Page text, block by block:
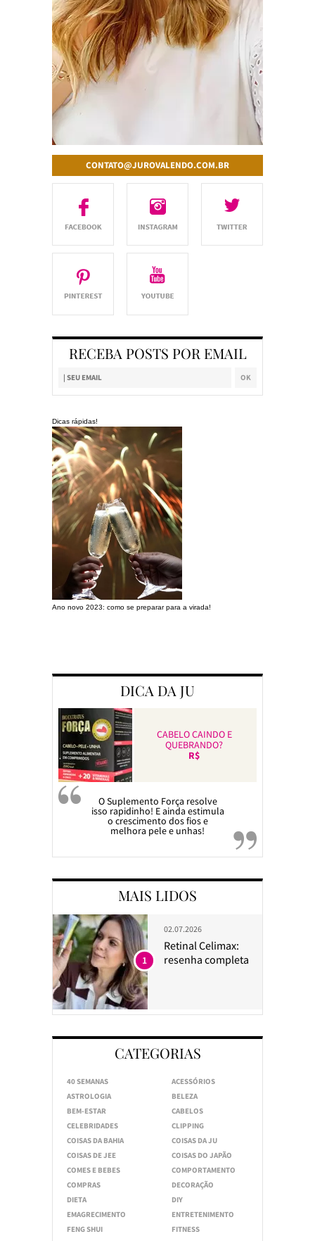
CONTATO@JUROVALENDO.COM.BR
RECEBA POSTS POR EMAIL
Dicas rápidas!
Ano novo 2023: como se preparar para a virada!
DICA DA JU
CABELO CAINDO E
QUEBRANDO?
R$
O Suplemento Força resolve
isso rapidinho! E ainda estimula
o crescimento dos fios e
melhora pele e unhas!
MAIS LIDOS
02.07.2026
Retinal Celimax:
resenha completa
1
CATEGORIAS
40 SEMANAS
ACESSÓRIOS
ASTROLOGIA
BELEZA
BEM-ESTAR
CABELOS
CELEBRIDADES
CLIPPING
COISAS DA BAHIA
COISAS DA JU
COISAS DE JEE
COISAS DO JAPÃO
COMES E BEBES
COMPORTAMENTO
COMPRAS
DECORAÇÃO
DIETA
DIY
EMAGRECIMENTO
ENTRETENIMENTO
FENG SHUI
FITNESS